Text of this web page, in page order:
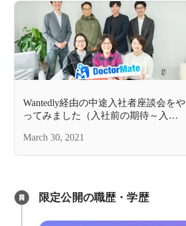
Wantedly経由の中途入社者座談会をや
ってみました（入社前の期待～入社
March 30, 2021
限定公開の職歴・学歴